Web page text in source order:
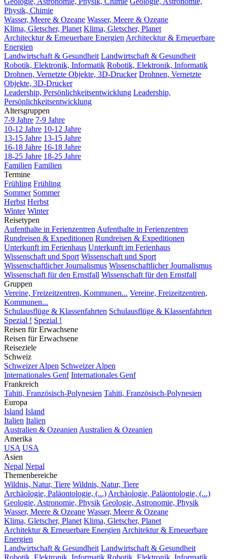
Physik, Chimie
Wasser, Meere & Ozeane Wasser, Meere & Ozeane
Klima, Gletscher, Planet Klima, Gletscher, Planet
Architecktur & Erneuerbare Energien Architecktur & Erneuerbare
Energien
Landwirtschaft & Gesundheit Landwirtschaft & Gesundheit
Robotik, Elektronik, Informatik Robotik, Elektronik, Informatik
Drohnen, Vernetzte Objekte, 3D-Drucker Drohnen, Vernetzte
Objekte, 3D-Drucker
Leadership, Persönlichkeitsentwicklung Leadership,
Persönlichkeitsentwicklung
Altersgruppen
7-9 Jahre 7-9 Jahre
10-12 Jahre 10-12 Jahre
13-15 Jahre 13-15 Jahre
16-18 Jahre 16-18 Jahre
18-25 Jahre 18-25 Jahre
Familien Familien
Termine
Frühling Frühling
Sommer Sommer
Herbst Herbst
Winter Winter
Reisetypen
Aufenthalte in Ferienzentren Aufenthalte in Ferienzentren
Rundreisen & Expeditionen Rundreisen & Expeditionen
Unterkunft im Ferienhaus Unterkunft im Ferienhaus
Wissenschaft und Sport Wissenschaft und Sport
Wissenschaftlicher Journalismus Wissenschaftlicher Journalismus
Wissenschaft für den Ernstfall Wissenschaft für den Ernstfall
Gruppen
Vereine, Freizeitzentren, Kommunen... Vereine, Freizeitzentren,
Kommunen...
Schulausflüge & Klassenfahrten Schulausflüge & Klassenfahrten
Spezial ! Spezial !
Reisen für Erwachsene
Reisen für Erwachsene
Reiseziele
Schweiz
Schweizer Alpen Schweizer Alpen
Internationales Genf Internationales Genf
Frankreich
Tahiti, Französisch-Polynesien Tahiti, Französisch-Polynesien
Europa
Island Island
Italien Italien
Australien & Ozeanien Australien & Ozeanien
Amerika
USA USA
Asien
Nepal Nepal
Themenbereiche
Wildnis, Natur, Tiere Wildnis, Natur, Tiere
Archäologie, Paläontologie, (...) Archäologie, Paläontologie, (...)
Geologie, Astronomie, Physik Geologie, Astronomie, Physik
Wasser, Meere & Ozeane Wasser, Meere & Ozeane
Klima, Gletscher, Planet Klima, Gletscher, Planet
Architektur & Erneuerbare Energien Architektur & Erneuerbare
Energien
Landwirtschaft & Gesundheit Landwirtschaft & Gesundheit